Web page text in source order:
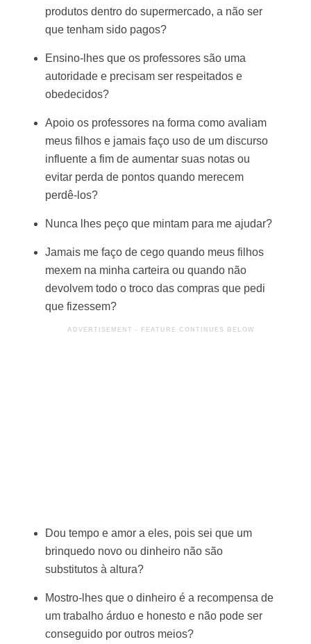
produtos dentro do supermercado, a não ser
que tenham sido pagos?
Ensino-lhes que os professores são uma
autoridade e precisam ser respeitados e
obedecidos?
Apoio os professores na forma como avaliam
meus filhos e jamais faço uso de um discurso
influente a fim de aumentar suas notas ou
evitar perda de pontos quando merecem
perdê-los?
Nunca lhes peço que mintam para me ajudar?
Jamais me faço de cego quando meus filhos
mexem na minha carteira ou quando não
devolvem todo o troco das compras que pedi
que fizessem?
Dou tempo e amor a eles, pois sei que um
brinquedo novo ou dinheiro não são
substitutos à altura?
Mostro-lhes que o dinheiro é a recompensa de
um trabalho árduo e honesto e não pode ser
conseguido por outros meios?